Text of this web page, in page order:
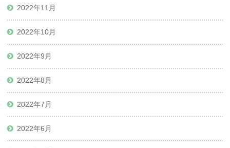
2022年11月
2022年10月
2022年9月
2022年8月
2022年7月
2022年6月